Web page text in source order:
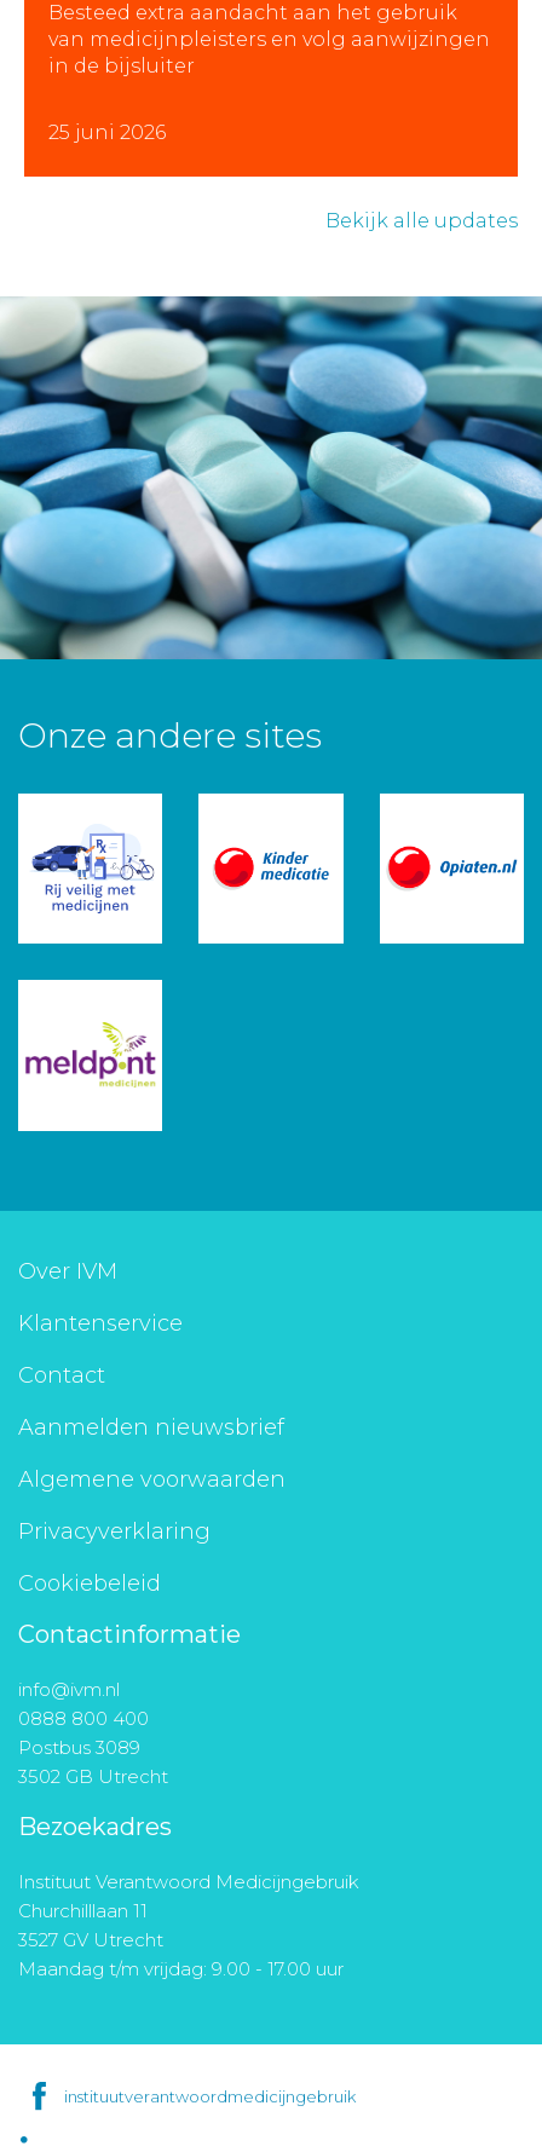
Besteed extra aandacht aan het gebruik
van medicijnpleisters en volg aanwijzingen
in de bijsluiter
25 juni 2026
Bekijk alle updates
Onze andere sites
Over IVM
Klantenservice
Contact
Aanmelden nieuwsbrief
Algemene voorwaarden
Privacyverklaring
Cookiebeleid
Contactinformatie
info@ivm.nl
0888 800 400
Postbus 3089
3502 GB Utrecht
Bezoekadres
Instituut Verantwoord Medicijngebruik
Churchilllaan 11
3527 GV Utrecht
Maandag t/m vrijdag: 9.00 - 17.00 uur
instituutverantwoordmedicijngebruik